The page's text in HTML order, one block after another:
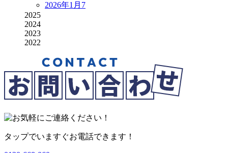
2026年1月 7
2025
2024
2023
2022
タップでいますぐお電話できます！